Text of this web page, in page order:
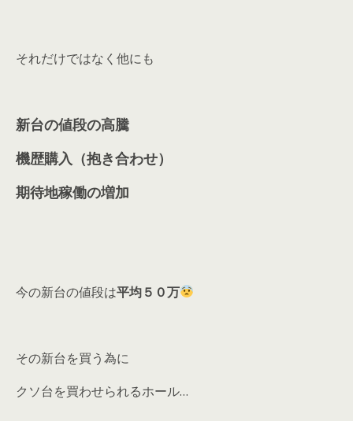
それだけではなく他にも
新台の値段の高騰
機歴購入（抱き合わせ）
期待地稼働の増加
今の新台の値段は平均５０万
その新台を買う為に
クソ台を買わせられるホール…